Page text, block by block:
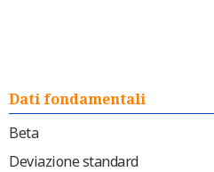
Dati fondamentali
Beta
Deviazione standard